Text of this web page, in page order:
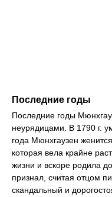
Последние годы
Последние годы
неурядицами. В 1790 г.
года Мюнхгаузен
которая вела крайне
жизни и вскоре родила
признал, считая отцом
скандальный и